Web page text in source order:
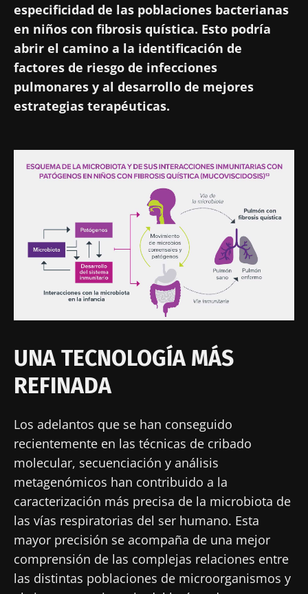
especificidad de las poblaciones bacterianas
en niños con fibrosis quística. Esto podría
abrir el camino a la identificación de
factores de riesgo de infecciones
pulmonares y al desarrollo de mejores
estrategias terapéuticas.
UNA TECNOLOGÍA MÁS
REFINADA
Los adelantos que se han conseguido
recientemente en las técnicas de cribado
molecular, secuenciación y análisis
metagenómicos han contribuido a la
caracterización más precisa de la microbiota de
las vías respiratorias del ser humano. Esta
mayor precisión se acompaña de una mejor
comprensión de las complejas relaciones entre
las distintas poblaciones de microorganismos y